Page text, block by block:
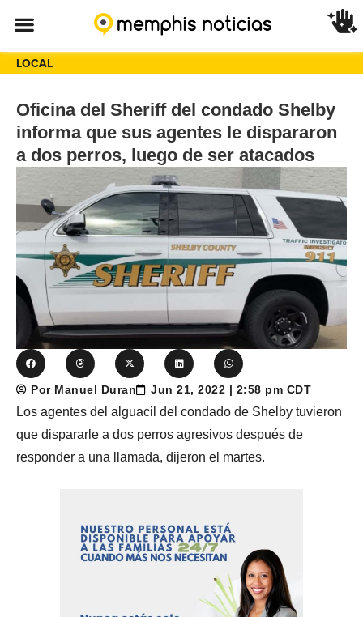
LOCAL
Oficina del Sheriff del condado Shelby
informa que sus agentes le dispararon
a dos perros, luego de ser atacados
Por Manuel Duran Jun 21, 2022 | 2:58 pm CDT
Los agentes del alguacil del condado de Shelby tuvieron
que dispararle a dos perros agresivos después de
responder a una llamada, dijeron el martes.